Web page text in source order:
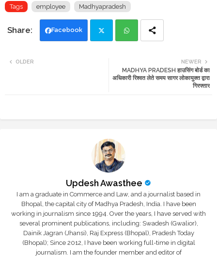
Tags employee Madhyapradesh
Facebook
ats
NEWER
MADHYA PRADESH हाउसिंग बोर्ड का
अधिकारी रिश्वत लेते समय सागर लोकायुक्त द्वारा
गिरफ्तार
OLDER
Updesh Awasthee
I am a graduate in Commerce and Law, and a journalist based in
Bhopal, the capital city of Madhya Pradesh, India. I have been
working in journalism since 1994. Over the years, I have served with
several prominent publications, including: Swadesh (Gwalior),
Dainik Jagran (Jhansi), Raj Express (Bhopal), Pradesh Today
(Bhopal); Since 2012, I have been working full-time in digital
journalism. I am the founder member and editor of